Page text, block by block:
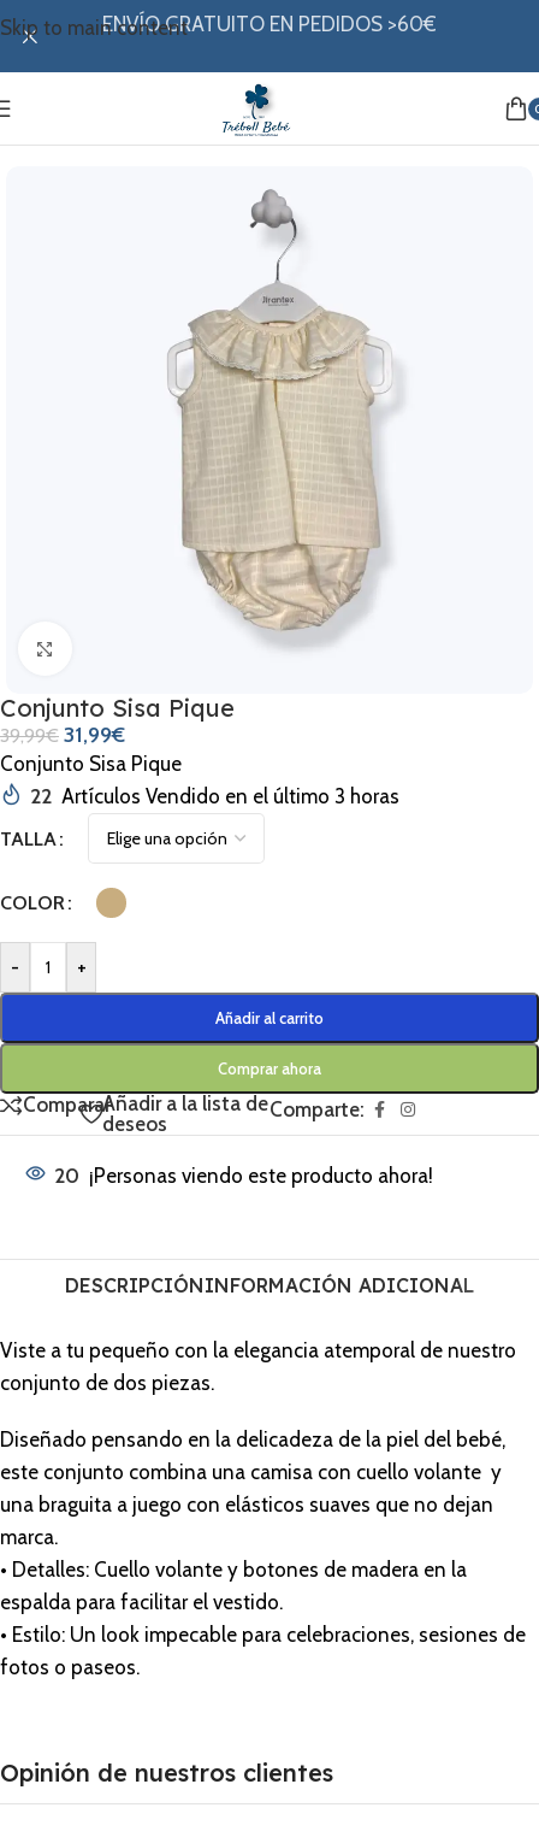
Skip to main contentENVÍO GRATUITO EN PEDIDOS >60€
Colección verano
Conjunto Sisa Pique
39,99€ 31,99€
Conjunto Sisa Pique
22 Artículos Vendido en el último 3 horas
TALLA
COLOR
- +
Añadir al carrito
Comprar ahora
CompararAñadir a la lista de
deseos
Comparte:
20 ¡Personas viendo este producto ahora!
DESCRIPCIÓNINFORMACIÓN ADICIONAL
Viste a tu pequeño con la elegancia atemporal de nuestro
conjunto de dos piezas.
Diseñado pensando en la delicadeza de la piel del bebé,
este conjunto combina una camisa con cuello volante y
una braguita a juego con elásticos suaves que no dejan
marca.
• Detalles: Cuello volante y botones de madera en la
espalda para facilitar el vestido.
• Estilo: Un look impecable para celebraciones, sesiones de
fotos o paseos.
Opinión de nuestros clientes